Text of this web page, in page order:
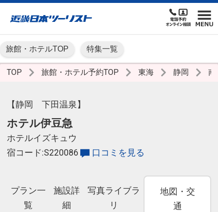
旅館・ホテルTOP 特集一覧
TOP 旅館・ホテル予約TOP 東海 静岡
【静岡 下田温泉】
ホテル伊豆急
ホテルイズキュウ
宿コード:S220086
口コミを見る
プラン一
覧
施設詳
細
写真ライブラ
リ
地図・交
通